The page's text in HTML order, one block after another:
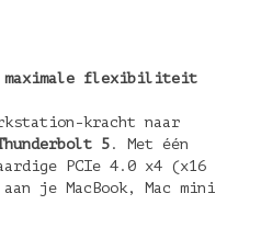
maximale flexibiliteit
kracht naar
5 . Met één
PCIe 4.0 x4 (x16
je MacBook, Mac mini